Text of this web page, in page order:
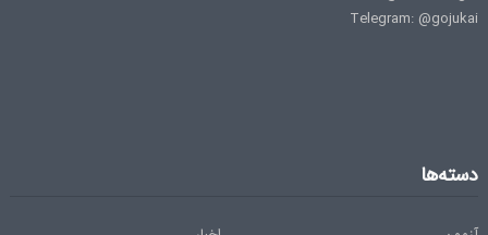
Telegram: @gojukai
دسته‌ها